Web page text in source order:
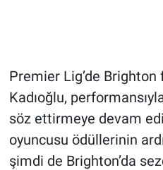
Premier Lig’de Brighton
Kadıoğlu,
söz ettirmeye devam
oyuncusu ödüllerinin
şimdi de Brighton’da